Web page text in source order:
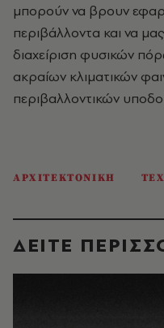
μπορούν να βρουν
περιβάλλοντα και να
διαχείριση φυσικών
ακραίων κλιματικών
περιβαλλοντικών
ΑΡΧΙΤΕΚΤΟΝΙΚΗ
ΔΕΙΤΕ